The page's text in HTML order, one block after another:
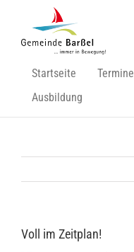
springen
Startseite Termine
Ausbildung
Voll im Zeitplan!